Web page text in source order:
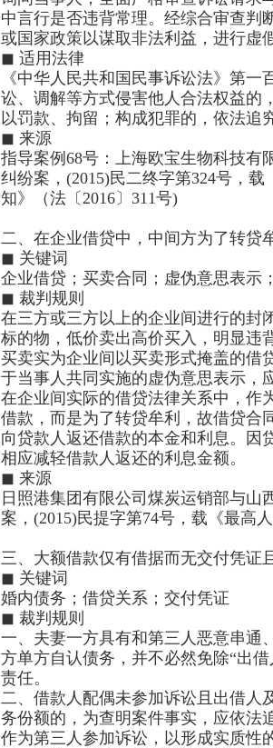
中言行是否违背常理。经综合审查判
或国家政策以谋取非法利益，进行虚
◼ 适用法律
《中华人民共和国民事诉讼法》第
讼、调解等方式侵害他人合法权益的
以罚款、拘留；构成犯罪的，依法追
◼ 来源
指导案例68号：上海欧宝生物科技有
纠纷案，(2015)民二终字第324号，
知》（法〔2016〕311号)
二、在企业借贷中，中间方为了转贷
◼ 关键词
企业借贷；买卖合同；虚伪意思表示
◼ 裁判规则
在三方或三方以上的企业间进行的封
标的物，低价卖出高价买入，明显违
买卖实为企业间以买卖形式掩盖的借
于当事人共同实施的虚伪意思表示，
在企业间实际的借贷法律关系中，作
借款，而是为了转贷牟利，故借贷合
向贷款人返还借款的本金和利息。因
相应减轻借款人返还的利息金额。
◼ 来源
日照港集团有限公司煤炭运销部与山
案，(2015)民提字第74号，载《最高
三、大额借款仅有借据而无交付凭证
◼ 关键词
婚内债务；借贷关系；交付凭证
◼ 裁判规则
一、夫妻一方具有和第三人恶意串通
方单方自认债务，并不必然免除“出
责任。
二、借款人配偶未参加诉讼且出借人
务份额的，为查明案件事实，应依法
作为第三人参加诉讼，以形成实质性